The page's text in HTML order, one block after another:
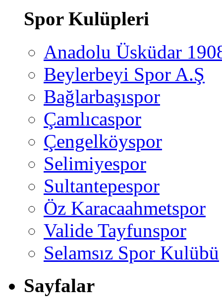
Spor Kulüpleri
Anadolu Üsküdar
Beylerbeyi Spor A.Ş
Bağlarbaşıspor
Çamlıcaspor
Çengelköyspor
Selimiyespor
Sultantepespor
Öz Karacaahmetspor
Valide Tayfunspor
Selamsız Spor Kulübü
Sayfalar